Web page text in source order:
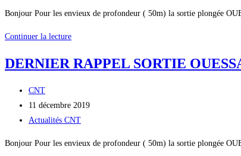
06
82
28
DECEMBRE
Bonjour Pour les envieux de profondeur ( 50m) la sortie plongée
Continuer la lectureDERNIER
SORTIE
alain
TREHIN
AVANT
DERNIER RAPPEL SORTIE
Auteur/autrice
de
la
CNT
Publication
publiée :
11 décembre 2019
Post
Actualités CNT
Bonjour Pour les envieux de profondeur ( 50m) la sortie plongée